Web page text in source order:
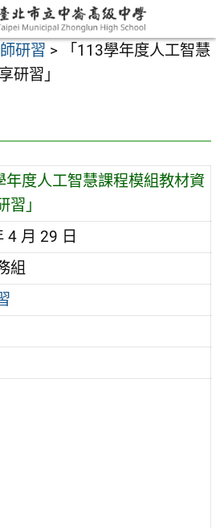
研習 >
「113學年度人工智慧
研習」
年度人工智慧課程模組教材資
習」
4 月 29 日
組